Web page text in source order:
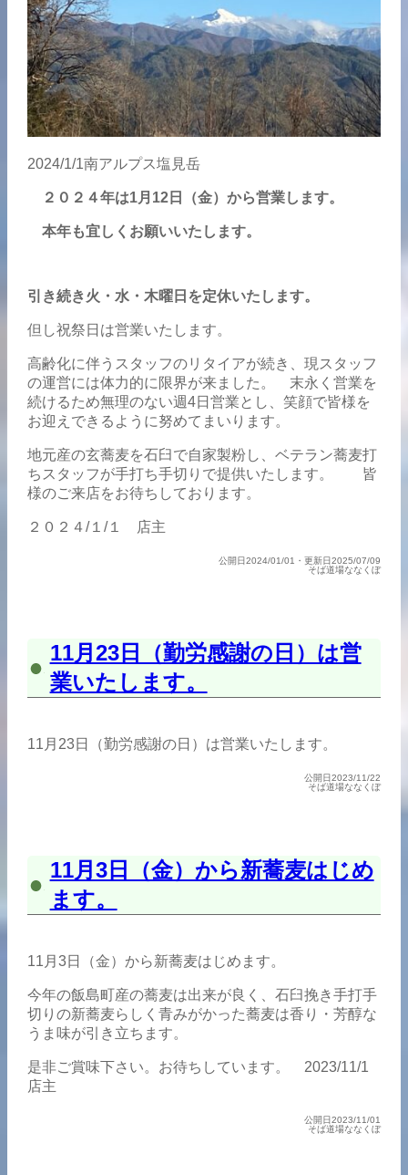
2024/1/1南アルプス塩見岳
２０２４年は1月12日（金）から営業します。
本年も宜しくお願いいたします。
引き続き火・水・木曜日を定休いたします。
但し祝祭日は営業いたします。
高齢化に伴うスタッフのリタイアが続き、現スタッフ
の運営には体力的に限界が来ました。 末永く営業を
続けるため無理のない週4日営業とし、笑顔で皆様を
お迎えできるように努めてまいります。
地元産の玄蕎麦を石臼で自家製粉し、ベテラン蕎麦打
ちスタッフが手打ち手切りで提供いたします。 皆
様のご来店をお待ちしております。
２０２４/１/１ 店主
公開日2024/01/01・更新日2025/07/09
そば道場ななくぼ
11月23日（勤労感謝の日）は営
業いたします。
11月23日（勤労感謝の日）は営業いたします。
公開日2023/11/22
そば道場ななくぼ
11月3日（金）から新蕎麦はじめ
ます。
11月3日（金）から新蕎麦はじめます。
今年の飯島町産の蕎麦は出来が良く、石臼挽き手打手
切りの新蕎麦らしく青みがかった蕎麦は香り・芳醇な
うま味が引き立ちます。
是非ご賞味下さい。お待ちしています。 2023/11/1
店主
公開日2023/11/01
そば道場ななくぼ